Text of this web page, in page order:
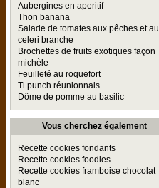
Aubergines en aperitif
Thon banana
Salade de tomates aux pêches et au
celeri branche
Brochettes de fruits exotiques façon
michèle
Feuilleté au roquefort
Ti punch réunionnais
Dôme de pomme au basilic
Vous cherchez également
Recette cookies fondants
Recette cookies foodies
Recette cookies framboise chocolat
blanc